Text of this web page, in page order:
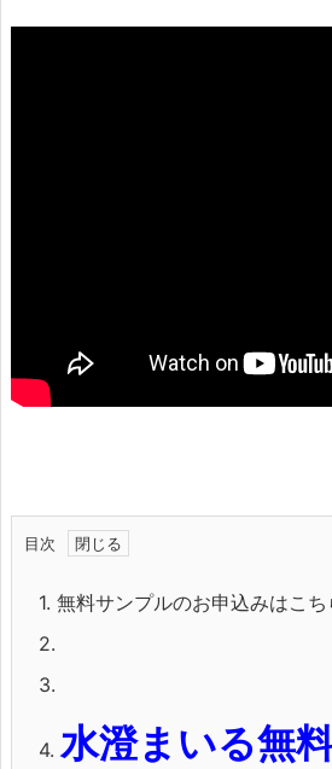
目次
1. 無料サンプルのお申込みはこち
2.
3.
4. 水澄まいる無